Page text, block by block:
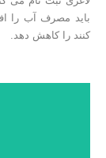
باید مصرف آب را
کنند را کاهش دهد.